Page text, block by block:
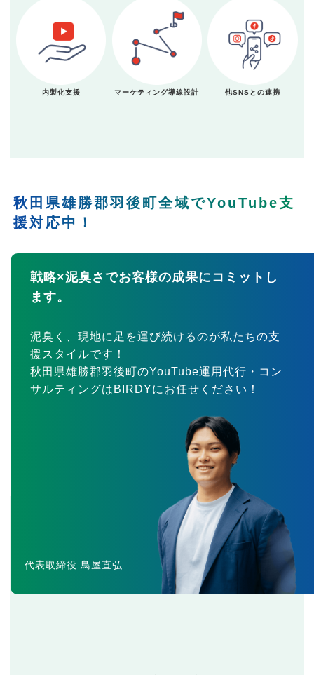
内製化支援 マーケティング導線設計 他SNSとの連携
秋田県雄勝郡羽後町全域でYouTube支
援対応中！
戦略×泥臭さでお客様の成果にコミットし
ます。
泥臭く、現地に足を運び続けるのが私たちの支
援スタイルです！
秋田県雄勝郡羽後町のYouTube運用代行・コン
サルティングはBIRDYにお任せください！
代表取締役 鳥屋直弘